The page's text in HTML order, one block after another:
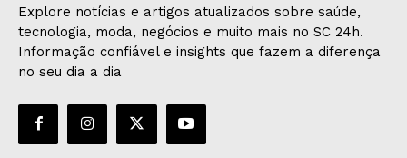
Explore notícias e artigos atualizados sobre saúde,
tecnologia, moda, negócios e muito mais no SC 24h.
Informação confiável e insights que fazem a diferença
no seu dia a dia